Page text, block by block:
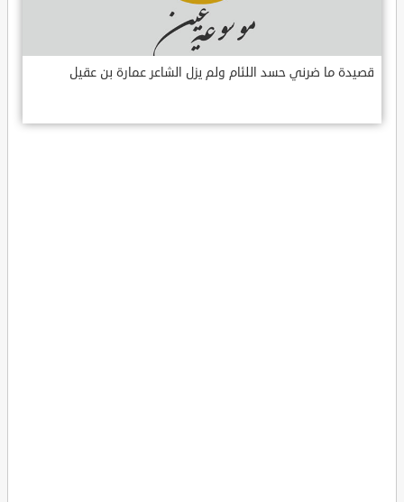
قصيدة ما ضرني حسد اللئام ولم يزل الشاعر عمارة بن عقيل